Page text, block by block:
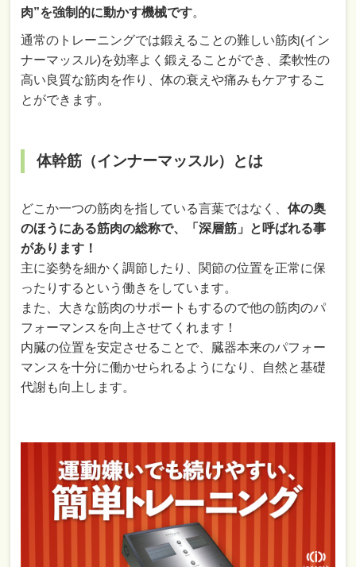
肉”を強制的に動かす機械です。
通常のトレーニングでは鍛えることの難しい筋肉(イン
ナーマッスル)を効率よく鍛えることができ、柔軟性の
高い良質な筋肉を作り、体の衰えや痛みもケアするこ
とができます。
体幹筋（インナーマッスル）とは
どこか一つの筋肉を指している言葉ではなく、体の奥
のほうにある筋肉の総称で、「深層筋」と呼ばれる事
があります！
主に姿勢を細かく調節したり、関節の位置を正常に保
ったりするという働きをしています。
また、大きな筋肉のサポートもするので他の筋肉のパ
フォーマンスを向上させてくれます！
内臓の位置を安定させることで、臓器本来のパフォー
マンスを十分に働かせられるようになり、自然と基礎
代謝も向上します。